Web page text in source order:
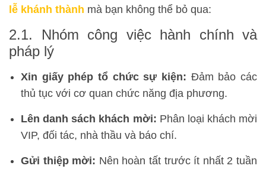
lễ khánh thành mà bạn không thể bỏ qua:
2.1. Nhóm công việc hành chính và
pháp lý
Xin giấy phép tổ chức sự kiện: Đảm bảo các
thủ tục với cơ quan chức năng địa phương.
Lên danh sách khách mời: Phân loại khách mời
VIP, đối tác, nhà thầu và báo chí.
Gửi thiệp mời: Nên hoàn tất trước ít nhất 2 tuần